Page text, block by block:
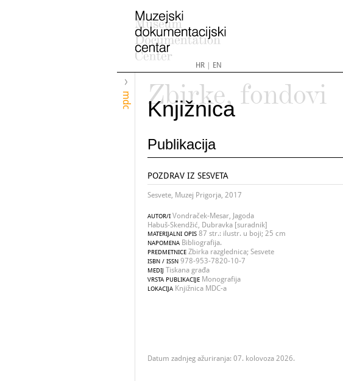
HR| EN
mdc
Zbirke, fondovi
Knjižnica
Publikacija
POZDRAV IZ SESVETA
Sesvete, Muzej Prigorja, 2017
AUTOR/I Vondraček-Mesar, Jagoda
Habuš-Skendžić, Dubravka [suradnik]
MATERIJALNI OPIS 87 str.: ilustr. u boji; 25 cm
NAPOMENA Bibliografija.
PREDMETNICE Zbirka razglednica; Sesvete
ISBN / ISSN 978-953-7820-10-7
MEDIJ Tiskana građa
VRSTA PUBLIKACIJE Monografija
LOKACIJA Knjižnica MDC-a
Datum zadnjeg ažuriranja: 07. kolovoza 2026.